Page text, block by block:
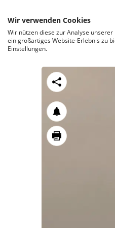
https://
Toogle share
notification
print
Wir verwenden Cookies
Wir nützen diese zur Analyse
ein großartiges Website-Erlebnis zu
Einstellungen.